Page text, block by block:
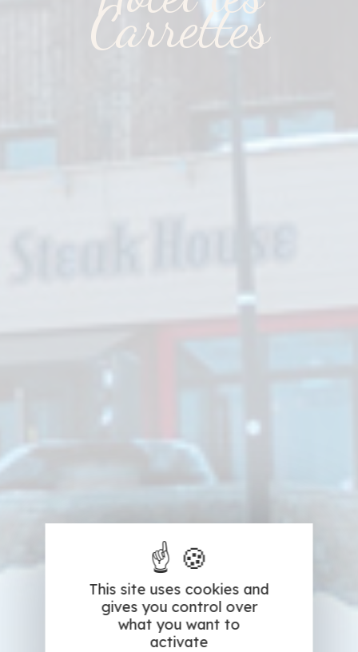
Carrettes
This site uses cookies and
gives you control over
what you want to
activate